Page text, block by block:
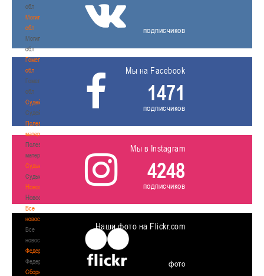
обл
Могилевская
обл
Могилевская
обл
Гомельская
обл
Гомельская
обл
Судейство
Судейство
Полезные
материалы
Полезные
материалы
Судьи
Судьи
Новости
Новости
Все
новости
Все
новости
Федерация
Федерация
Сборные
подписчиков
Мы на Facebook
1471
подписчиков
Мы в Instagram
4248
подписчиков
Наши фото на Flickr.com
фото